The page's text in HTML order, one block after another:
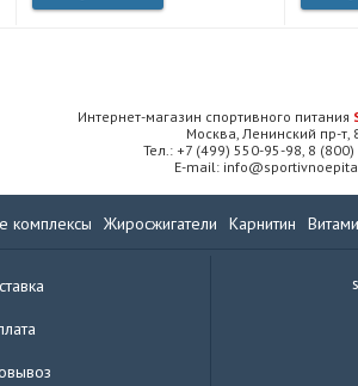
Интернет-магазин спортивного питания
Москва, Ленинский пр-т,
Тел.: +7 (499) 550-95-98, 8
E-mail:
комплексы Жиросжигатели Карнитин